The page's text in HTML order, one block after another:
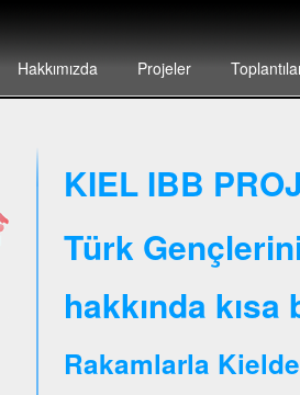
Hakkımızda Projeler
KIEL IBB
Türk
hakkında
Rakamlarla